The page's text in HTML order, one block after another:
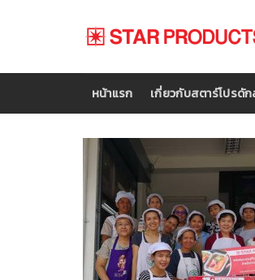
หน้าแรก เกี่ยวกับสตาร์โปรดั